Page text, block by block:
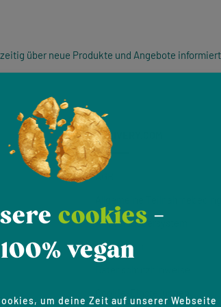
über neue Produkte und Angebote
VELIVERY.COM
AGB
Hinweisgeber­system
Impressum
cookies -
100% vegan
um deine Zeit auf unserer Webseite